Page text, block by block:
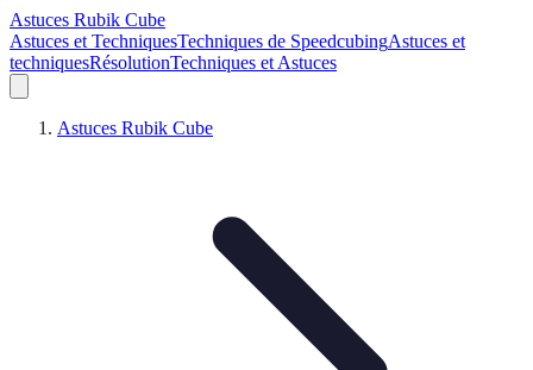
Astuces Rubik Cube
Astuces et TechniquesTechniques de SpeedcubingAstuces et
techniquesRésolutionTechniques et Astuces
Astuces Rubik Cube